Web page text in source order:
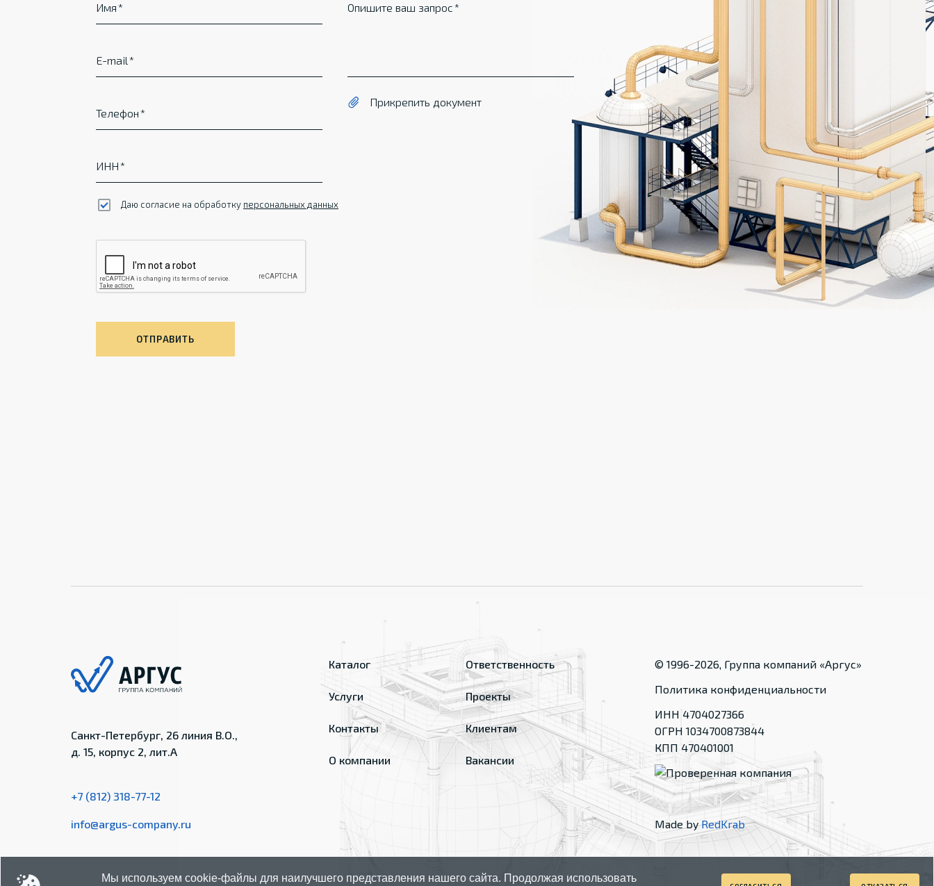
Имя
E-mail
Телефон
ИНН
Опишите ваш запрос
Прикрепить документ
Даю согласие на обработку персональных данных
ОТПРАВИТЬ
Санкт-Петербург, 26 линия В.О.,
д. 15, корпус 2, лит.А
+7 (812) 318-77-12
info@argus-company.ru
Каталог
Услуги
Контакты
О компании
Ответственность
Проекты
Клиентам
Вакансии
© 1996-2026, Группа компаний «Аргус»
Политика конфиденциальности
ИНН 4704027366
ОГРН 1034700873844
КПП 470401001
Made byRedKrab
Мы используем cookie-файлы для наилучшего представления нашего сайта. Продолжая использовать